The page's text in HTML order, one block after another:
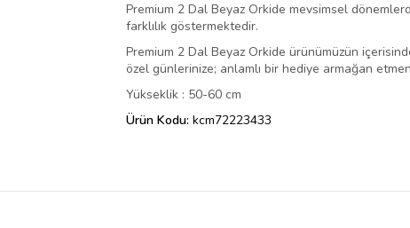
Premium 2 Dal Beyaz Orkide mevsimsel
farklılık göstermektedir.
Premium 2 Dal Beyaz Orkide ürünümüzün
özel günlerinize; anlamlı bir hediye armağan
Yükseklik : 50-60 cm
Ürün Kodu: kcm72223433